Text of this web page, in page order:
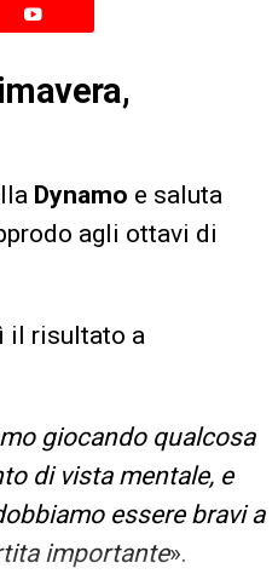
Dynamo e saluta
agli ottavi di
il risultato a
giocando qualcosa
di vista mentale, e
essere bravi a
importante».